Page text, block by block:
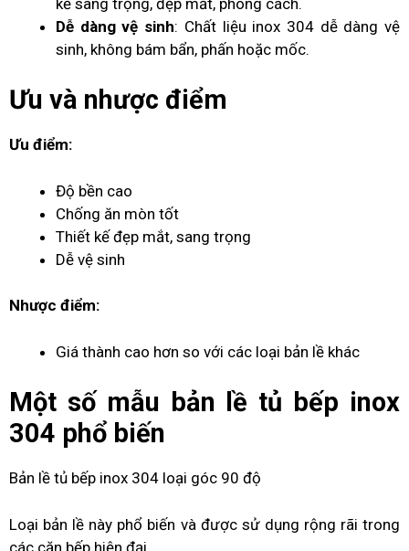
Dễ dàng vệ sinh: Chất liệu inox 304 dễ dàng vệ
sinh, không bám bẩn, phấn hoặc mốc.
Ưu và nhược điểm
Ưu điểm:
Độ bền cao
Chống ăn mòn tốt
Thiết kế đẹp mắt, sang trọng
Dễ vệ sinh
Nhược điểm:
Giá thành cao hơn so với các loại bản lề khác
Một số mẫu bản lề tủ bếp inox
304 phổ biến
Bản lề tủ bếp inox 304 loại góc 90 độ
Loại bản lề này phổ biến và được sử dụng rộng rãi trong
các căn bếp hiện đại.